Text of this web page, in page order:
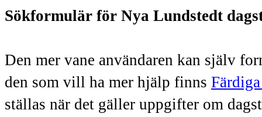
Sökformulär för Nya Lundstedt
Den mer vane användaren kan själv
den som vill ha mer hjälp finns
ställas när det gäller uppgifter om